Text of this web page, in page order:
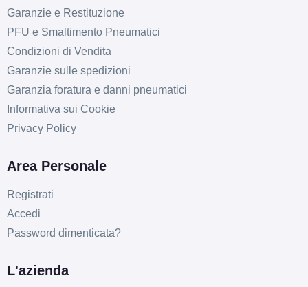
Garanzie e Restituzione
PFU e Smaltimento Pneumatici
Condizioni di Vendita
Garanzie sulle spedizioni
Garanzia foratura e danni pneumatici
Informativa sui Cookie
Privacy Policy
Area Personale
Registrati
Accedi
Password dimenticata?
L'azienda